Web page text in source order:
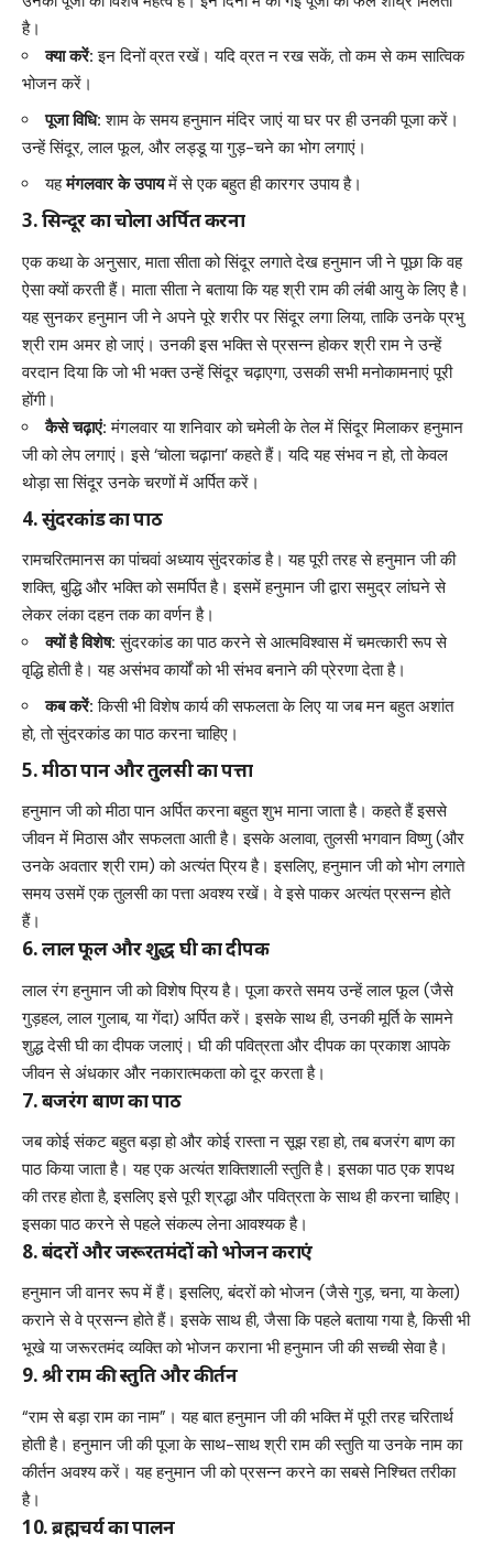
है।
क्या करें: इन दिनों व्रत रखें। यदि व्रत न रख सकें, तो कम से कम सात्विक
भोजन करें।
पूजा विधि: शाम के समय हनुमान मंदिर जाएं या घर पर ही उनकी पूजा करें।
उन्हें सिंदूर, लाल फूल, और लड्डू या गुड़-चने का भोग लगाएं।
यहमंगलवार के उपायमें से एक बहुत ही कारगर उपाय है।
3. सिन्दूर का चोला अर्पित करना
एक कथा के अनुसार, माता सीता को सिंदूर लगाते देख हनुमान जी ने पूछा कि वह
ऐसा क्यों करती हैं। माता सीता ने बताया कि यह श्री राम की लंबी आयु के लिए है।
यह सुनकर हनुमान जी ने अपने पूरे शरीर पर सिंदूर लगा लिया, ताकि उनके प्रभु
श्री राम अमर हो जाएं। उनकी इस भक्ति से प्रसन्न होकर श्री राम ने उन्हें
वरदान दिया कि जो भी भक्त उन्हें सिंदूर चढ़ाएगा, उसकी सभी मनोकामनाएं पूरी
होंगी।
कैसे चढ़ाएं: मंगलवार या शनिवार को चमेली के तेल में सिंदूर मिलाकर हनुमान
जी को लेप लगाएं। इसे ‘चोला चढ़ाना’ कहते हैं। यदि यह संभव न हो, तो केवल
थोड़ा सा सिंदूर उनके चरणों में अर्पित करें।
4. सुंदरकांड का पाठ
रामचरितमानस का पांचवां अध्याय सुंदरकांड है। यह पूरी तरह से हनुमान जी की
शक्ति, बुद्धि और भक्ति को समर्पित है। इसमें हनुमान जी द्वारा समुद्र लांघने से
लेकर लंका दहन तक का वर्णन है।
क्यों है विशेष: सुंदरकांड का पाठ करने से आत्मविश्वास में चमत्कारी रूप से
वृद्धि होती है। यह असंभव कार्यों को भी संभव बनाने की प्रेरणा देता है।
कब करें: किसी भी विशेष कार्य की सफलता के लिए या जब मन बहुत अशांत
हो, तो सुंदरकांड का पाठ करना चाहिए।
5. मीठा पान और तुलसी का पत्ता
हनुमान जी को मीठा पान अर्पित करना बहुत शुभ माना जाता है। कहते हैं इससे
जीवन में मिठास और सफलता आती है। इसके अलावा, तुलसी भगवान विष्णु (और
उनके अवतार श्री राम) को अत्यंत प्रिय है। इसलिए, हनुमान जी को भोग लगाते
समय उसमें एक तुलसी का पत्ता अवश्य रखें। वे इसे पाकर अत्यंत प्रसन्न होते
हैं।
6. लाल फूल और शुद्ध घी का दीपक
लाल रंग हनुमान जी को विशेष प्रिय है। पूजा करते समय उन्हें लाल फूल (जैसे
गुड़हल, लाल गुलाब, या गेंदा) अर्पित करें। इसके साथ ही, उनकी मूर्ति के सामने
शुद्ध देसी घी का दीपक जलाएं। घी की पवित्रता और दीपक का प्रकाश आपके
जीवन से अंधकार और नकारात्मकता को दूर करता है।
7. बजरंग बाण का पाठ
जब कोई संकट बहुत बड़ा हो और कोई रास्ता न सूझ रहा हो, तब बजरंग बाण का
पाठ किया जाता है। यह एक अत्यंत शक्तिशाली स्तुति है। इसका पाठ एक शपथ
की तरह होता है, इसलिए इसे पूरी श्रद्धा और पवित्रता के साथ ही करना चाहिए।
इसका पाठ करने से पहले संकल्प लेना आवश्यक है।
8. बंदरों और जरूरतमंदों को भोजन कराएं
हनुमान जी वानर रूप में हैं। इसलिए, बंदरों को भोजन (जैसे गुड़, चना, या केला)
कराने से वे प्रसन्न होते हैं। इसके साथ ही, जैसा कि पहले बताया गया है, किसी भी
भूखे या जरूरतमंद व्यक्ति को भोजन कराना भी हनुमान जी की सच्ची सेवा है।
9. श्री राम की स्तुति और कीर्तन
“राम से बड़ा राम का नाम”। यह बात हनुमान जी की भक्ति में पूरी तरह चरितार्थ
होती है। हनुमान जी की पूजा के साथ-साथ श्री राम की स्तुति या उनके नाम का
कीर्तन अवश्य करें। यह हनुमान जी को प्रसन्न करने का सबसे निश्चित तरीका
है।
10. ब्रह्मचर्य का पालन